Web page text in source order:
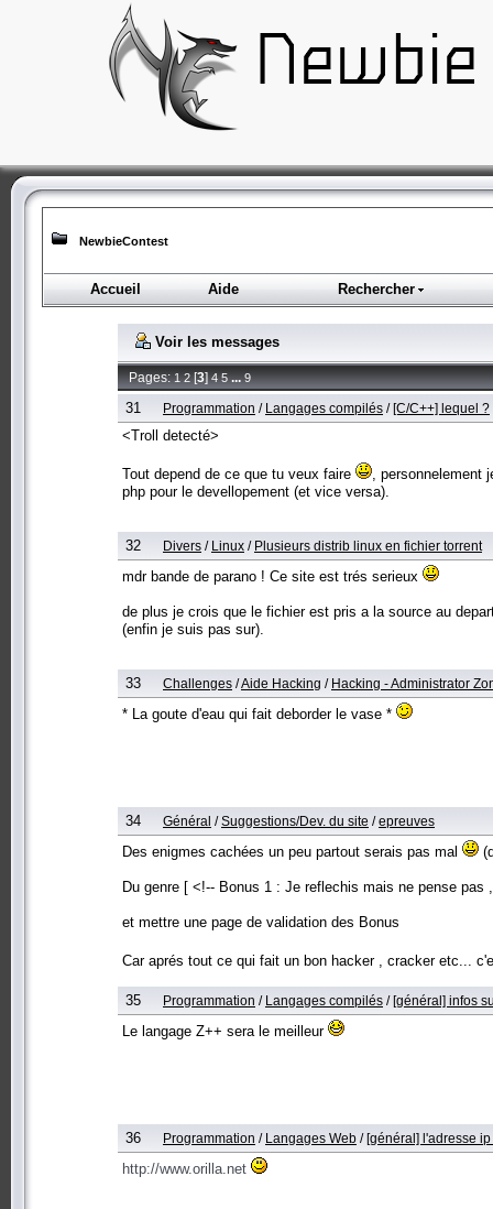
NewbieContest
Accueil Aide Rechercher
Voir les messages
Pages:1 2[3]4 5 ...9
31 Programmation / Langages compilés /[C/C++] lequel ?
<Troll detecté>
Tout depend de ce que tu veux faire
,
php pour le devellopement (et vice versa).
32 Divers / Linux / Plusieurs distrib linux en fichier torrent
mdr bande de parano ! Ce site est trés serieux
de plus je crois que le fichier est pris a la source au
(enfin je suis pas sur).
33 Challenges /Aide Hacking / Hacking - Administrator
* La goute d'eau qui fait deborder le vase *
34 Général /Suggestions/Dev. du site /epreuves
Des enigmes cachées un peu partout serais pas mal
Du genre [ <!-- Bonus 1 : Je reflechis mais ne pense pas
et mettre une page de validation des Bonus
Car aprés tout ce qui fait un bon hacker , cracker etc...
35 Programmation / Langages compilés /[général] infos
Le langage Z++ sera le meilleur
36 Programmation / Langages Web /[général] l'adresse
http://www.orilla.net